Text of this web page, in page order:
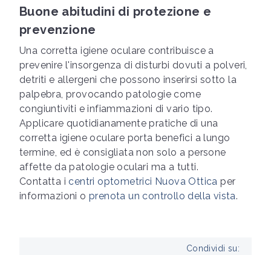
Buone abitudini di protezione e
prevenzione
Una corretta igiene oculare contribuisce a
prevenire l'insorgenza di disturbi dovuti a polveri,
detriti e allergeni che possono inserirsi sotto la
palpebra, provocando patologie come
congiuntiviti e infiammazioni di vario tipo.
Applicare quotidianamente pratiche di una
corretta igiene oculare porta benefici a lungo
termine, ed è consigliata non solo a persone
affette da patologie oculari ma a tutti.
Contatta icentri optometrici Nuova Ottica per
informazioni oprenota un controllo della vista.
Condividi su: